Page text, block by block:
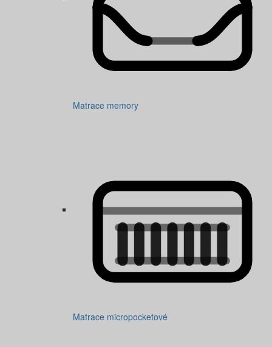
Matrace memory
Matrace micropocketové